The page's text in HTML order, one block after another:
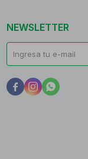
NEWSLETTER
  